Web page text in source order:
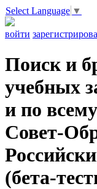
Select Language ▼
войти
Поиск и
учебных
и по
Совет-
(бета-